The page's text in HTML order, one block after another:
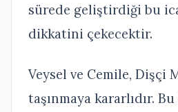
sürede geliştirdiği bu
dikkatini çekecektir.
Veysel ve Cemile, Dişçi
taşınmaya kararlıdır. Bu